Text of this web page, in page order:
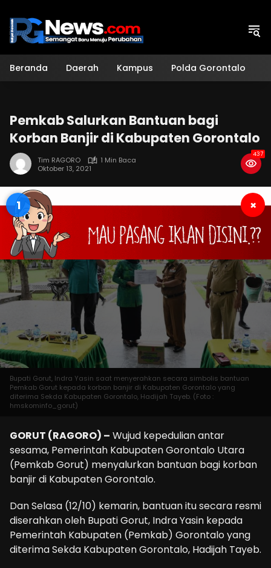
konten
Beranda Daerah Kampus Polda Gorontalo
Pemkab Salurkan Bantuan bagi
Korban Banjir di Kabupaten Gorontalo
Tim RAGORO
1 Min Baca
Oktober 13, 2021
437
1 ×
Bupati Gorut, Indra Yasin saat menyerahkan secara simbolis bantuan
Pemkab Gorut kepada korban banjir di Kabupaten Gorontalo yang
diterima Sekda Kabupaten Gorontalo, Hadijah Tayeb. (Foto :
hmskominfo_gorut)
GORUT (RAGORO) – Wujud kepedulian antar
sesama, Pemerintah Kabupaten Gorontalo Utara
(Pemkab Gorut) menyalurkan bantuan bagi korban
banjir di Kabupaten Gorontalo.
Dan Selasa (12/10) kemarin, bantuan itu secara resmi
diserahkan oleh Bupati Gorut, Indra Yasin kepada
Pemerintah Kabupaten (Pemkab) Gorontalo yang
diterima Sekda Kabupaten Gorontalo, Hadijah Tayeb.